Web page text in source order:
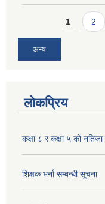
Pages1 2
अन्य
लोकप्रिय
कक्षा ८ र कक्षा ५ को
शिक्षक भर्ना सम्बन्धी सूचना